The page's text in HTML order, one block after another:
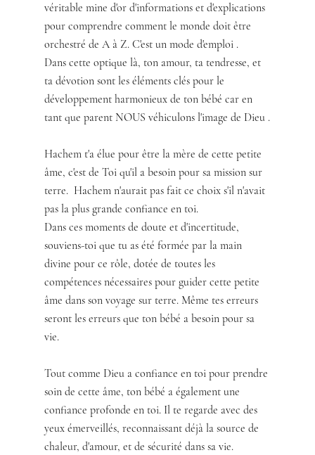
véritable mine d'or d'informations et d'explications
pour comprendre comment le monde doit être
orchestré de A à Z. C'est un mode d'emploi .
Dans cette optique là, ton amour, ta tendresse, et
ta dévotion sont les éléments clés pour le
développement harmonieux de ton bébé car en
tant que parent NOUS véhiculons l'image de Dieu .
Hachem t'a élue pour être la mère de cette petite
âme, c'est de Toi qu'il a besoin pour sa mission sur
terre.  Hachem n'aurait pas fait ce choix s'il n'avait
pas la plus grande confiance en toi.
Dans ces moments de doute et d'incertitude,
souviens-toi que tu as été formée par la main
divine pour ce rôle, dotée de toutes les
compétences nécessaires pour guider cette petite
âme dans son voyage sur terre. Même tes erreurs
seront les erreurs que ton bébé a besoin pour sa
vie.
Tout comme Dieu a confiance en toi pour prendre
soin de cette âme, ton bébé a également une
confiance profonde en toi. Il te regarde avec des
yeux émerveillés, reconnaissant déjà la source de
chaleur, d'amour, et de sécurité dans sa vie.